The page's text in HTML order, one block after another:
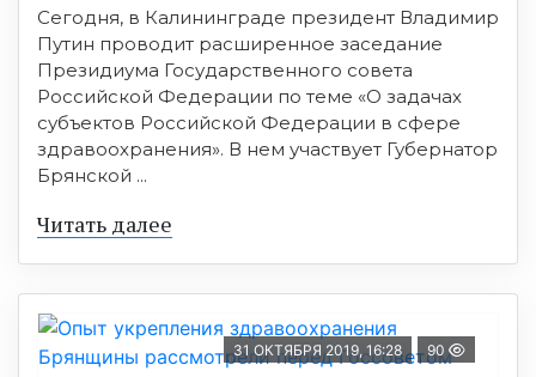
Сегодня, в Калининграде президент Владимир
Путин проводит расширенное заседание
Президиума Государственного совета
Российской Федерации по теме «О задачах
субъектов Российской Федерации в сфере
здравоохранения». В нем участвует Губернатор
Брянской ...
Читать далее
31 ОКТЯБРЯ 2019, 16:28 90